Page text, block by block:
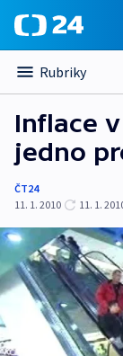
Rubriky
Inflace
jedno
ČT24
11. 1. 2010
11. 1.